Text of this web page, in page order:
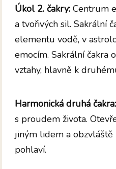
Úkol 2. čakry: Centrum
a tvořivých sil. Sakrální
elementu vodě, v
emocím. Sakrální čakra
vztahy, hlavně k
Harmonická druhá čakra:
s proudem života.
jiným lidem a
pohlaví.